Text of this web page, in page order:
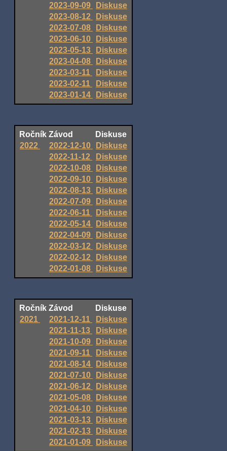
2023-09-09
Diskuse
2023-08-12
Diskuse
2023-07-08
Diskuse
2023-06-10
Diskuse
2023-05-13
Diskuse
2023-04-08
Diskuse
2023-03-11
Diskuse
2023-02-11
Diskuse
2023-01-14
Diskuse
Ročník Závod
Diskuse
2022
2022-12-10
Diskuse
2022-11-12
Diskuse
2022-10-08
Diskuse
2022-09-10
Diskuse
2022-08-13
Diskuse
2022-07-09
Diskuse
2022-06-11
Diskuse
2022-05-14
Diskuse
2022-04-09
Diskuse
2022-03-12
Diskuse
2022-02-12
Diskuse
2022-01-08
Diskuse
Ročník Závod
Diskuse
2021
2021-12-11
Diskuse
2021-11-13
Diskuse
2021-10-09
Diskuse
2021-09-11
Diskuse
2021-08-14
Diskuse
2021-07-10
Diskuse
2021-06-12
Diskuse
2021-05-08
Diskuse
2021-04-10
Diskuse
2021-03-13
Diskuse
2021-02-13
Diskuse
2021-01-09
Diskuse